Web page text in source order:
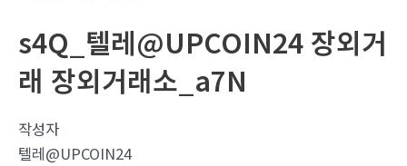
s4Q_텔레@UPCOIN24 장외거
래 장외거래소_a7N
작성자
텔레@UPCOIN24